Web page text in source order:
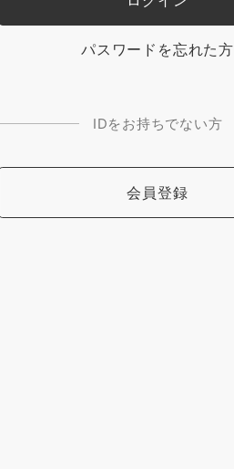
パスワードを忘れた方
IDをお持ちでない方
会員登録